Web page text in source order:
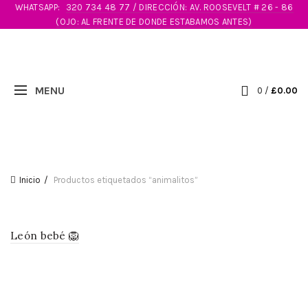
WHATSAPP:
320 734 48 77 / DIRECCIÓN: AV. ROOSEVELT # 26 - 86
(OJO: AL FRENTE DE DONDE ESTABAMOS ANTES)
0 / £0.00
Inicio Productos etiquetados “animalitos”
León bebé 🦁